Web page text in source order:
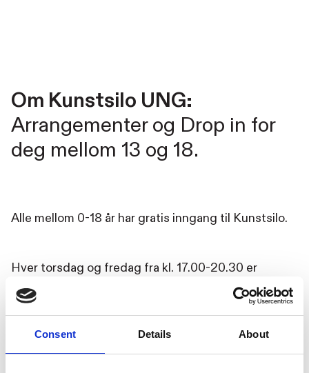
Consent Details About
Om Kunstsilo UNG:
Arrangementer og Drop in for
deg mellom 13 og 18.
Alle mellom 0-18 år har gratis inngang til Kunstsilo.
Hver torsdag og fredag fra kl. 17.00-20.30 er
Multisalen kun for unge. Her kan du henge med
venner, slappe av, lage noe, gjøre lekser – det er
helt opp til deg. Vi har spill, hobbymateriell og
snacks. Verkstedsaktivitetene krever påmelding
pga begrenset kapasitet, men du kan alltid komme